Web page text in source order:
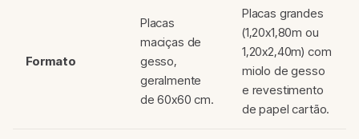
Formato
Placas
maciças de
gesso,
geralmente
de 60x60 cm.
Placas grandes
(1,20x1,80m ou
1,20x2,40m) com
miolo de gesso
e revestimento
de papel cartão.